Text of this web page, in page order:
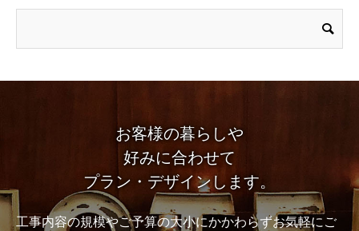
お客様の暮らしや
好みに合わせて
プラン・デザインします。
工事内容の規模やご予算の大小にかかわらずお気軽にご